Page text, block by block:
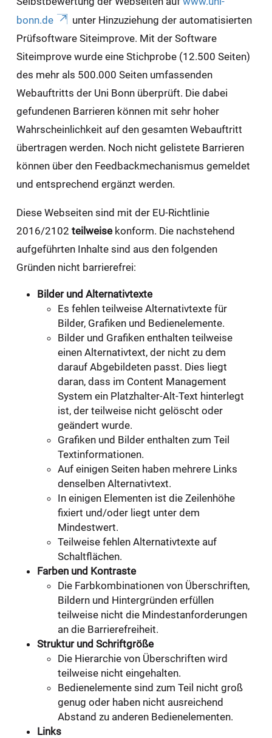
bonn.de
unter Hinzuziehung der automatisierten
Prüfsoftware Siteimprove. Mit der Software
Siteimprove wurde eine Stichprobe (12.500 Seiten)
des mehr als 500.000 Seiten umfassenden
Webauftritts der Uni Bonn überprüft. Die dabei
gefundenen Barrieren können mit sehr hoher
Wahrscheinlichkeit auf den gesamten Webauftritt
übertragen werden. Noch nicht gelistete Barrieren
können über den Feedbackmechanismus gemeldet
und entsprechend ergänzt werden.
Diese Webseiten sind mit der EU-Richtlinie
2016/2102 teilweisekonform. Die nachstehend
aufgeführten Inhalte sind aus den folgenden
Gründen nicht barrierefrei:
Bilder und Alternativtexte
Es fehlen teilweise Alternativtexte für
Bilder, Grafiken und Bedienelemente.
Bilder und Grafiken enthalten teilweise
einen Alternativtext, der nicht zu dem
darauf Abgebildeten passt. Dies liegt
daran, dass im Content Management
System ein Platzhalter-Alt-Text hinterlegt
ist, der teilweise nicht gelöscht oder
geändert wurde.
Grafiken und Bilder enthalten zum Teil
Textinformationen.
Auf einigen Seiten haben mehrere Links
denselben Alternativtext.
In einigen Elementen ist die Zeilenhöhe
fixiert und/oder liegt unter dem
Mindestwert.
Teilweise fehlen Alternativtexte auf
Schaltflächen.
Farben und Kontraste
Die Farbkombinationen von Überschriften,
Bildern und Hintergründen erfüllen
teilweise nicht die Mindestanforderungen
an die Barrierefreiheit.
Struktur und Schriftgröße
Die Hierarchie von Überschriften wird
teilweise nicht eingehalten.
Bedienelemente sind zum Teil nicht groß
genug oder haben nicht ausreichend
Abstand zu anderen Bedienelementen.
Links